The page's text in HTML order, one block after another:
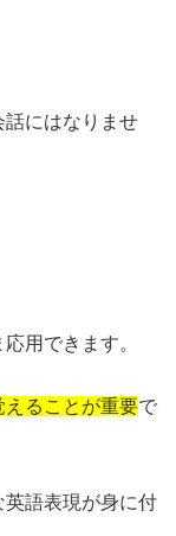
話にはなりませ
用できます。
ることが重要で
語表現が身に付